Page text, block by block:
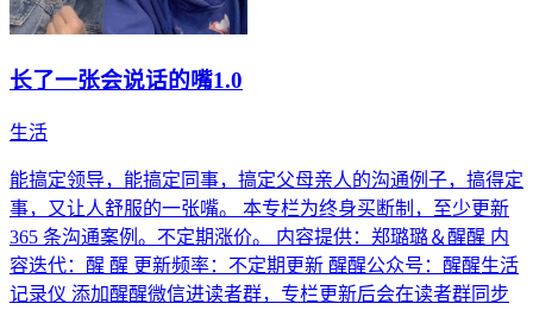
长了一张会说话的嘴1.0
生活
能搞定领导，能搞定同事，搞定父母亲人的沟通例子，搞得定
事，又让人舒服的一张嘴。 本专栏为终身买断制，至少更新
365 条沟通案例。不定期涨价。 内容提供：郑璐璐＆醒醒 内
容迭代：醒 醒 更新频率：不定期更新 醒醒公众号：醒醒生活
记录仪 添加醒醒微信进读者群，专栏更新后会在读者群同步